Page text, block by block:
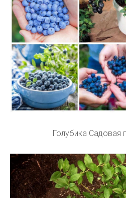
Голубика Садовая